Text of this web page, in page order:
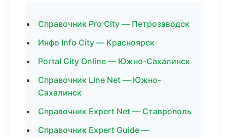
Справочник Pro City — Петрозаводск
Инфо Info City — Красноярск
Portal City Online — Южно-Сахалинск
Справочник Line Net — Южно-
Сахалинск
Справочник Expert Net — Ставрополь
Справочник Expert Guide —